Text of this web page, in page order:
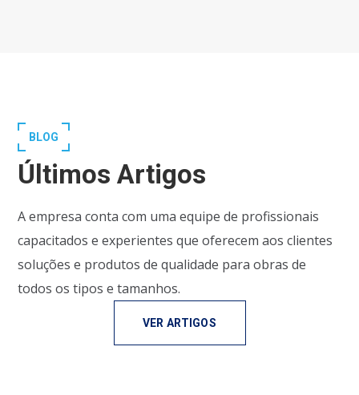
BLOG
Últimos Artigos
A empresa conta com uma equipe de profissionais
capacitados e experientes que oferecem aos clientes
soluções e produtos de qualidade para obras de
todos os tipos e tamanhos.
VER ARTIGOS